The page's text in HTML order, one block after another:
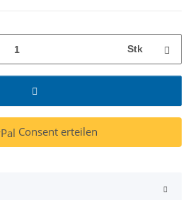
Stk
Consent erteilen